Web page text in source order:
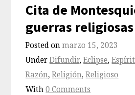
Cita de
guerras
Posted onmarzo 15, 2023
UnderDifundir,Eclipse,
Razón,Religión,Religioso
With0 Comments